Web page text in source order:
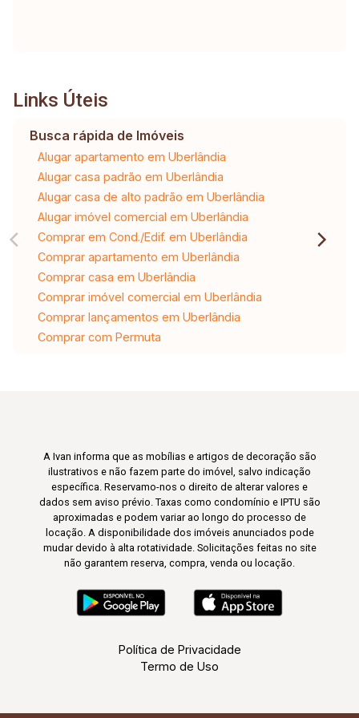
Links Úteis
Busca rápida de Imóveis
Alugar apartamento em Uberlândia
Alugar casa padrão em Uberlândia
Alugar casa de alto padrão em Uberlândia
Alugar imóvel comercial em Uberlândia
Comprar em Cond./Edif. em Uberlândia
Comprar apartamento em Uberlândia
Comprar casa em Uberlândia
Comprar imóvel comercial em Uberlândia
Comprar lançamentos em Uberlândia
Comprar com Permuta
A Ivan informa que as mobílias e artigos de decoração são
ilustrativos e não fazem parte do imóvel, salvo indicação
específica. Reservamo-nos o direito de alterar valores e
dados sem aviso prévio. Taxas como condomínio e IPTU são
aproximadas e podem variar ao longo do processo de
locação. A disponibilidade dos imóveis anunciados pode
mudar devido à alta rotatividade. Solicitações feitas no site
não garantem reserva, compra, venda ou locação.
Política de Privacidade
Termo de Uso